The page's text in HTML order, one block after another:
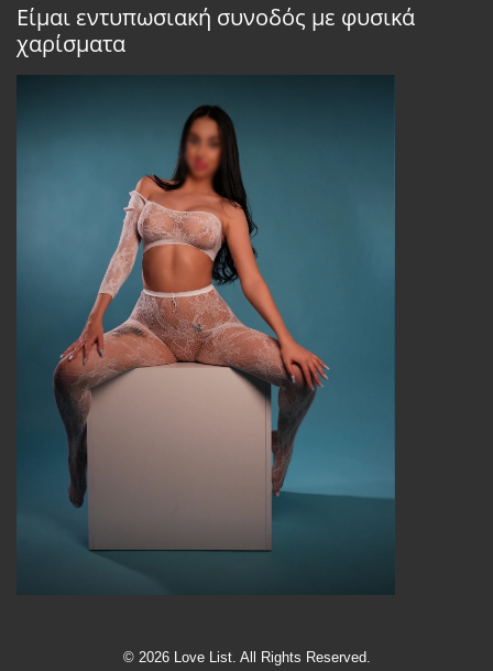
Είμαι εντυπωσιακή συνοδός με φυσικά
χαρίσματα
© 2026 Love List. All Rights Reserved.